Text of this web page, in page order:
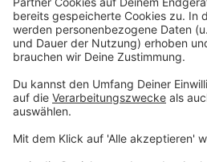
musste, damit die
Brandnester kamen. Der
10. Heute werden sich die
die Lagerhalle und den Bereich
vor dem Feuerwehreinsatz
worden war. Da wird die Suche